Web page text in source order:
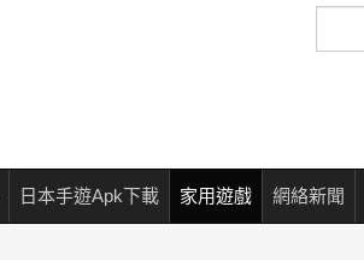
尋
日本手遊Apk下載 家用遊戲 網絡新聞